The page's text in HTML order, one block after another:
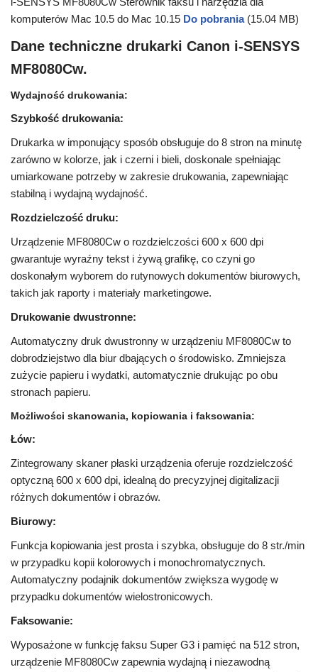
komputerów Mac 10.5 do Mac 10.15 Do pobrania (15.04 MB)
Dane techniczne drukarki Canon i-SENSYS
MF8080Cw.
Wydajność drukowania:
Szybkość drukowania:
Drukarka w imponujący sposób obsługuje do 8 stron na minutę
zarówno w kolorze, jak i czerni i bieli, doskonale spełniając
umiarkowane potrzeby w zakresie drukowania, zapewniając
stabilną i wydajną wydajność.
Rozdzielczość druku:
Urządzenie MF8080Cw o rozdzielczości 600 x 600 dpi
gwarantuje wyraźny tekst i żywą grafikę, co czyni go
doskonałym wyborem do rutynowych dokumentów biurowych,
takich jak raporty i materiały marketingowe.
Drukowanie dwustronne:
Automatyczny druk dwustronny w urządzeniu MF8080Cw to
dobrodziejstwo dla biur dbających o środowisko. Zmniejsza
zużycie papieru i wydatki, automatycznie drukując po obu
stronach papieru.
Możliwości skanowania, kopiowania i faksowania:
Łów:
Zintegrowany skaner płaski urządzenia oferuje rozdzielczość
optyczną 600 x 600 dpi, idealną do precyzyjnej digitalizacji
różnych dokumentów i obrazów.
Biurowy:
Funkcja kopiowania jest prosta i szybka, obsługuje do 8 str./min
w przypadku kopii kolorowych i monochromatycznych.
Automatyczny podajnik dokumentów zwiększa wygodę w
przypadku dokumentów wielostronicowych.
Faksowanie:
Wyposażone w funkcję faksu Super G3 i pamięć na 512 stron,
urządzenie MF8080Cw zapewnia wydajną i niezawodną